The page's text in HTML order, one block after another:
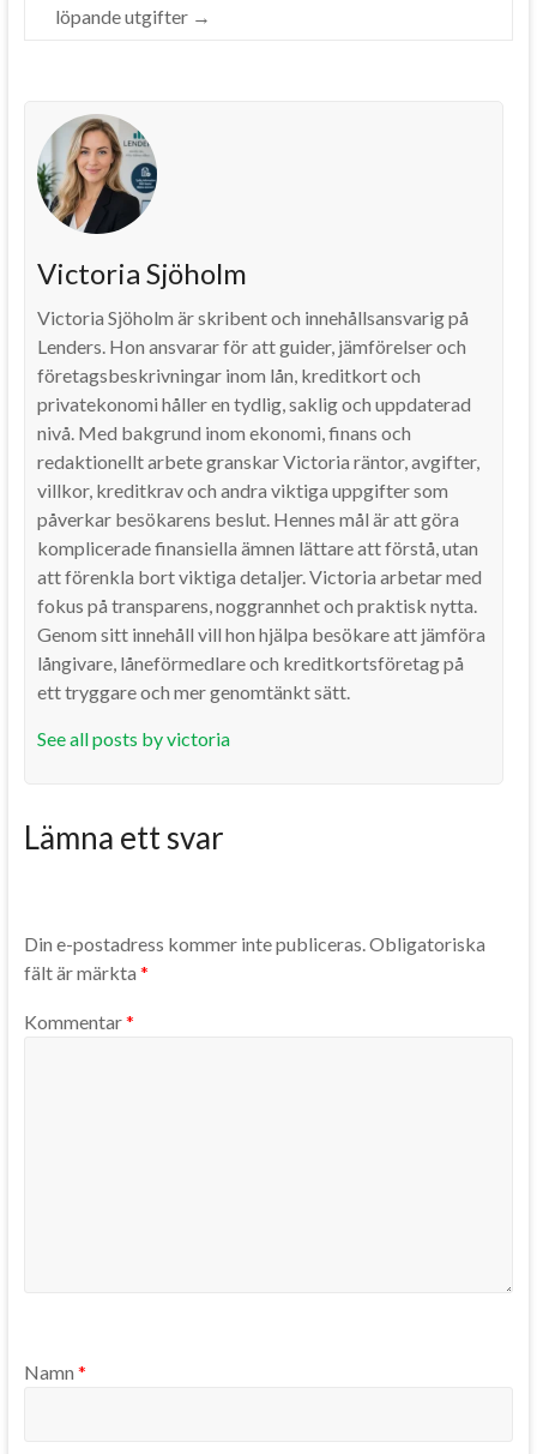
löpande utgifter →
Victoria Sjöholm
Victoria Sjöholm är skribent och innehållsansvarig på
Lenders. Hon ansvarar för att guider, jämförelser och
företagsbeskrivningar inom lån, kreditkort och
privatekonomi håller en tydlig, saklig och uppdaterad
nivå. Med bakgrund inom ekonomi, finans och
redaktionellt arbete granskar Victoria räntor, avgifter,
villkor, kreditkrav och andra viktiga uppgifter som
påverkar besökarens beslut. Hennes mål är att göra
komplicerade finansiella ämnen lättare att förstå, utan
att förenkla bort viktiga detaljer. Victoria arbetar med
fokus på transparens, noggrannhet och praktisk nytta.
Genom sitt innehåll vill hon hjälpa besökare att jämföra
långivare, låneförmedlare och kreditkortsföretag på
ett tryggare och mer genomtänkt sätt.
See all posts by victoria
Lämna ett svar
Din e-postadress kommer inte publiceras. Obligatoriska
fält är märkta *
Kommentar*
Namn *